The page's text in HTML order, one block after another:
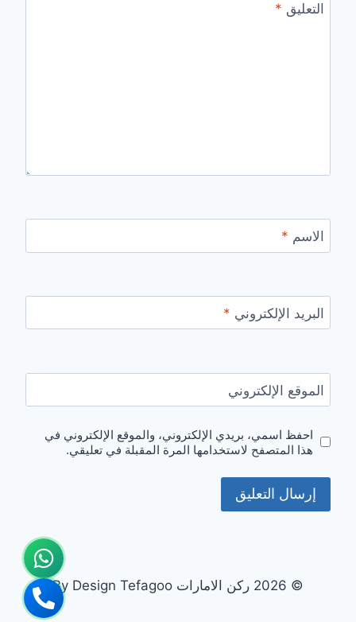
التعليق *
الاسم *
البريد الإلكتروني *
الموقع الإلكتروني
احفظ اسمي، بريدي الإلكتروني، والموقع الإلكتروني في
هذا المتصفح لاستخدامها المرة المقبلة في تعليقي.
© 2026 ركن الامارات By Design Tefagoo